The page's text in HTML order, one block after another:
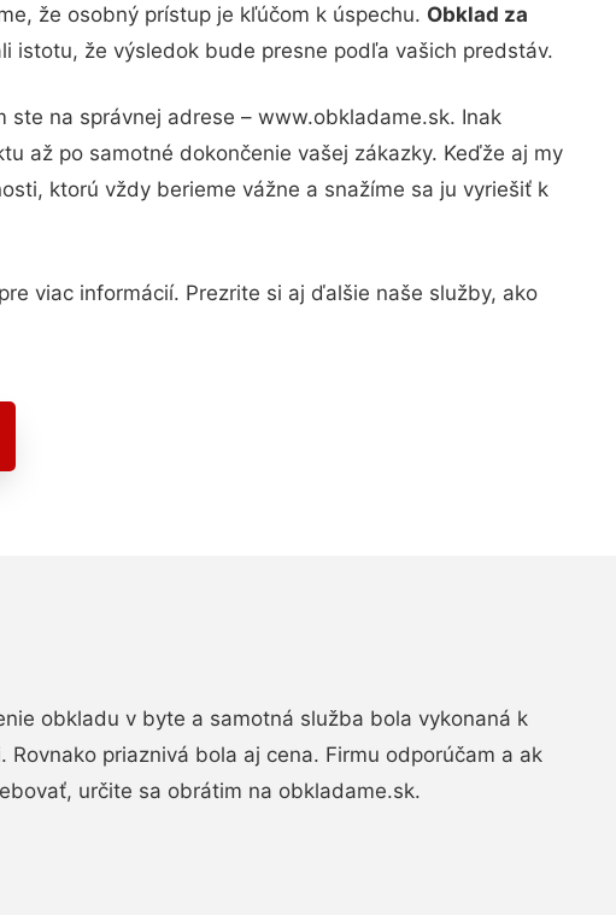
že osobný prístup je kľúčom k úspechu. Obklad za
istotu, že výsledok bude presne podľa vašich predstáv.
na správnej adrese – www.obkladame.sk. Inak
až po samotné dokončenie vašej zákazky. Keďže aj my
ktorú vždy berieme vážne a snažíme sa ju vyriešiť k
viac informácií. Prezrite si aj ďalšie naše služby, ako
obkladu v byte a samotná služba bola vykonaná k
Rovnako priaznivá bola aj cena. Firmu odporúčam a ak
určite sa obrátim na obkladame.sk.